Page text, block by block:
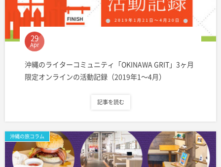
29
Apr
沖縄のライターコミュニティ「OKINAWA GRIT」3ヶ月
限定オンラインの活動記録（2019年1〜4月）
記事を読む
沖縄の旅コラム